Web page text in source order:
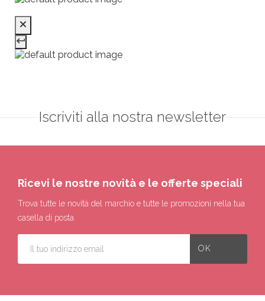
Iscriviti alla nostra newsletter
Ricevi le nostre novità e le offerte speciali
Trova tutte le novità del marchio e tutte le promozioni nella tua
casella di posta.